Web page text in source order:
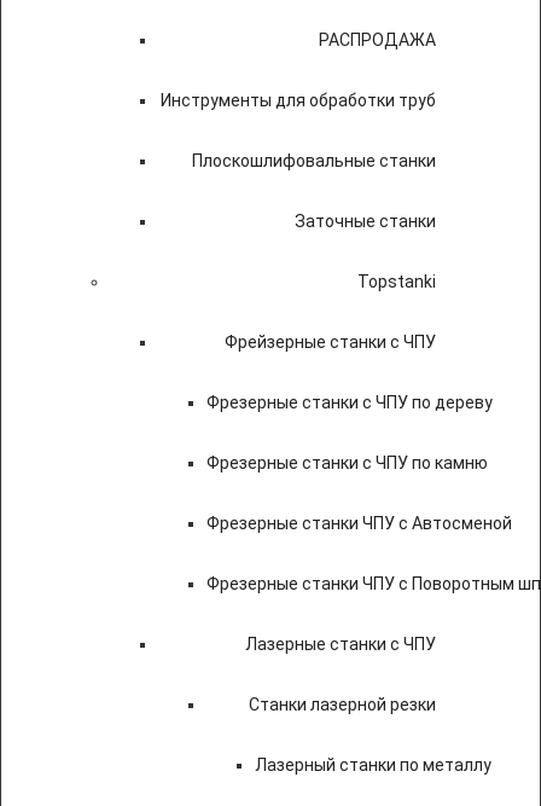
РАСПРОДАЖА
Инструменты для обработки труб
Плоскошлифовальные станки
Заточные станки
Topstanki
Фрейзерные станки с ЧПУ
Фрезерные станки с ЧПУ по дереву
Фрезерные станки с ЧПУ по камню
Фрезерные станки ЧПУ с Автосменой
Фрезерные станки ЧПУ с Поворотным
Лазерные станки с ЧПУ
Станки лазерной резки
Лазерный станки по металлу